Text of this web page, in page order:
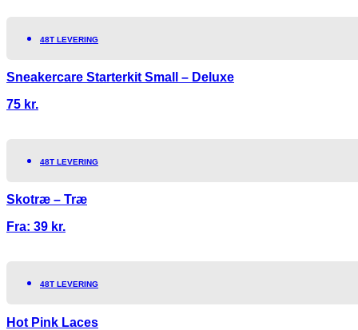
48T LEVERING
Sneakercare Starterkit Small – Deluxe
75 kr.
48T LEVERING
Skotræ – Træ
Fra: 39 kr.
48T LEVERING
Hot Pink Laces